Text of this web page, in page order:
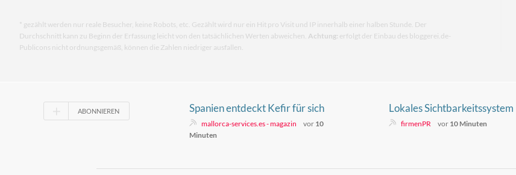
* gezählt werden nur reale Besucher, keine Robots, etc. Gezählt wird nur ein Hit pro Visit und IP innerhalb einer halben Stunde. Der
Durchschnitt kann zu Beginn der Erfassung leicht von den tatsächlichen Werten abweichen. Achtung: erfolgt der Einbau des bloggerei.de-
Publicons nicht ordnungsgemäß, können die Zahlen niedriger ausfallen.
ABONNIEREN Spanien entdeckt Kefir für sich
mallorca-services.es - magazin vor 10
Minuten
Lokales Sichtbarkeitssystem
erweitert Webseiten für mehr
firmenPR vor 10 Minuten